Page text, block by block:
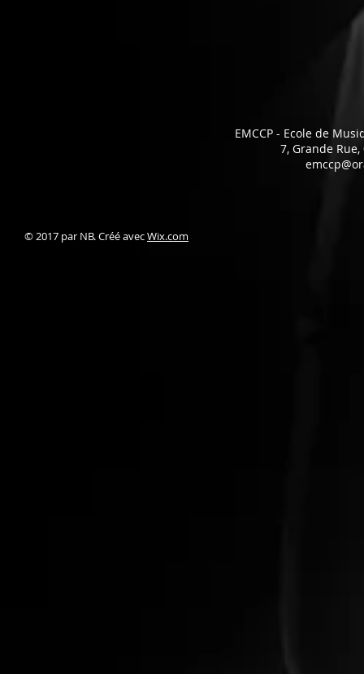
EMCCP - Ecole de
7, Grande Rue,
© 2017 par NB. Créé avecWix.com